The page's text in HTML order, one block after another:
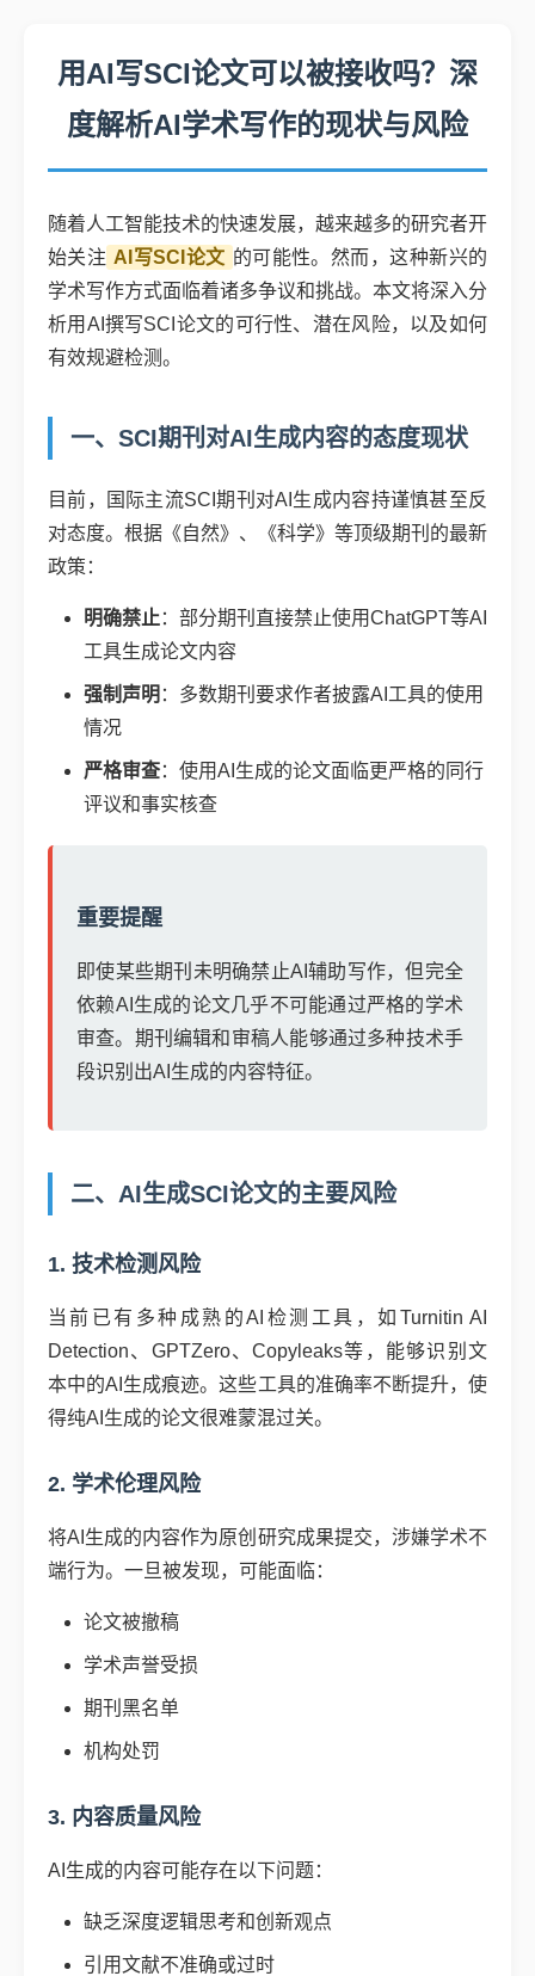
用AI写SCI论文可以被接收吗？深
度解析AI学术写作的现状与风险
随着人工智能技术的快速发展，越来越多的研究者开
始关注 AI写SCI论文 的可能性。然而，这种新兴的
学术写作方式面临着诸多争议和挑战。本文将深入分
析用AI撰写SCI论文的可行性、潜在风险，以及如何
有效规避检测。
一、SCI期刊对AI生成内容的态度现状
目前，国际主流SCI期刊对AI生成内容持谨慎甚至反
对态度。根据《自然》、《科学》等顶级期刊的最新
政策：
明确禁止：部分期刊直接禁止使用ChatGPT等AI
工具生成论文内容
强制声明 ：多数期刊要求作者披露AI工具的使用
情况
严格审查：使用AI生成的论文面临更严格的同行
评议和事实核查
重要提醒
即使某些期刊未明确禁止AI辅助写作，但完全
依赖AI生成的论文几乎不可能通过严格的学术
审查。期刊编辑和审稿人能够通过多种技术手
段识别出AI生成的内容特征。
二、AI生成SCI论文的主要风险
1. 技术检测风险
当前已有多种成熟的AI检测工具，如Turnitin AI
Detection、GPTZero、Copyleaks等，能够识别文
本中的AI生成痕迹。这些工具的准确率不断提升，使
得纯AI生成的论文很难蒙混过关。
2. 学术伦理风险
将AI生成的内容作为原创研究成果提交，涉嫌学术不
端行为。一旦被发现，可能面临：
论文被撤稿
学术声誉受损
期刊黑名单
机构处罚
3. 内容质量风险
AI生成的内容可能存在以下问题：
缺乏深度逻辑思考和创新观点
引用文献不准确或过时